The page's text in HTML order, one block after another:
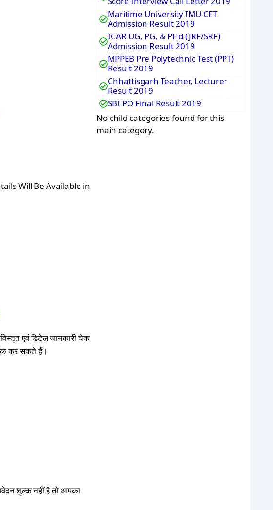
Will Be Available in
एवं डिटेल जानकारी चेक
चेक कर सकते हैं।
शुल्क नहीं है तो आपका
Maritime University IMU CET
Admission Result 2019
ICAR UG, PG, & PHd (JRF/SRF)
Admission Result 2019
MPPEB Pre Polytechnic Test (PPT)
Result 2019
Chhattisgarh Teacher, Lecturer
Result 2019
SBI PO Final Result 2019
No child categories found for this
main category.